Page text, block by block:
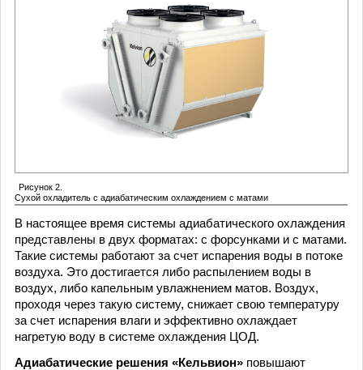
Рисунок 2.
Сухой охладитель с адиабатическим охлаждением с матами
В настоящее время системы адиабатического охлаждения
представлены в двух форматах: с форсунками и с матами.
Такие системы работают за счет испарения воды в потоке
воздуха. Это достигается либо распылением воды в
воздух, либо капельным увлажнением матов. Воздух,
проходя через такую систему, снижает свою температуру
за счет испарения влаги и эффективно охлаждает
нагретую воду в системе охлаждения ЦОД.
Адиабатические решения «Кельвион» повышают